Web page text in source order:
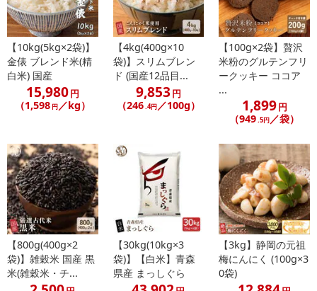
【10kg(5kg×2袋)】
金俵 ブレンド米(精
白米) 国産
15,980円
（1,598 円／kg）
【4kg(400g×10
袋)】スリムブレン
ド (国産12品目...
9,853円
（246 .4円／100g）
【100g×2袋】贅沢
米粉のグルテンフリ
ークッキー ココア
...
1,899円
（949 .5円 ／袋）
【800g(400g×2
袋)】雑穀米 国産 黒
米(雑穀米・チ...
【30kg(10kg×3
袋)】【白米】青森
県産 まっしぐら
【3kg】静岡の元祖
梅にんにく (100g×3
0袋)